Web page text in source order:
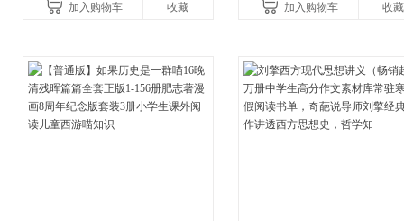
加入购物车 收藏
让美味跃然眼前、操
加入购物车 收藏